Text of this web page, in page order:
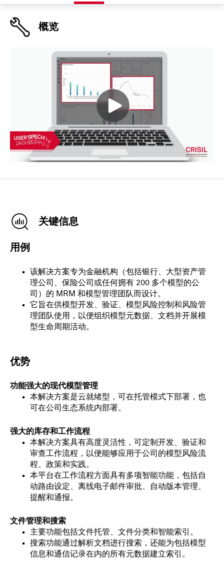
概览
关键信息
用例
该解决方案专为金融机构（包括银行、大型资产管
理公司、保险公司或任何拥有 200 多个模型的公
司）的 MRM 和模型管理团队而设计。
它旨在供模型开发、验证、模型风险控制和风险管
理团队使用，以便组织模型元数据、文档并开展模
型生命周期活动。
优势
功能强大的现代模型管理
本解决方案是云就绪型，可在托管模式下部署，也
可在公司生态系统内部署。
强大的库存和工作流程
本解决方案具有高度灵活性，可定制开发、验证和
审查工作流程，以便能够应用于公司的模型风险流
程、政策和实践。
本平台在工作流程方面具有多项智能功能，包括自
动路由设定、离线电子邮件审批、自动版本管理、
提醒和通报。
文件管理和搜索
主要功能包括文件托管、文件分类和智能索引。
搜索功能通过解析文档进行搜索，还能为包括模型
信息和通信记录在内的所有元数据建立索引。